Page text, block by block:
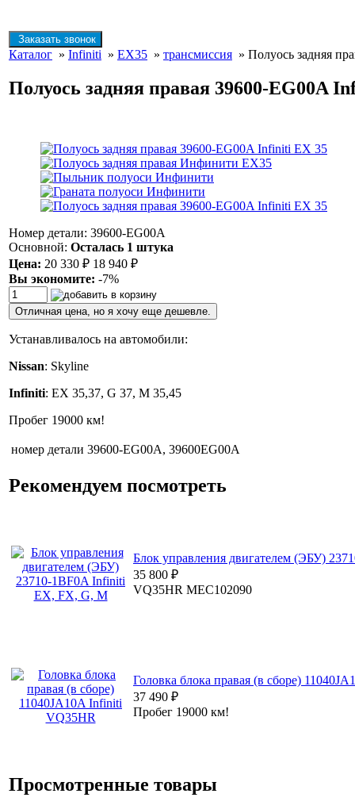
Заказать звонок
Каталог » Infiniti » EX35 » трансмиссия » Полуось задняя
Полуось задняя правая 39600-EG00A
Номер детали: 39600-EG00A
Основной: Осталась 1 штука
Цена: 20 330 ₽ 18 940 ₽
Вы экономите: -7%
Отличная цена, но я хочу еще дешевле.
Устанавливалось на автомобили:
Nissan: Skyline
Infiniti: EX 35,37, G 37, M 35,45
Пробег 19000 км!
номер детали 39600-EG00A, 39600EG00A
Рекомендуем посмотреть
Блок управления двигателем (ЭБУ)
35 800 ₽
VQ35HR MEC102090
Головка блока правая (в сборе)
37 490 ₽
Пробег 19000 км!
Просмотренные товары